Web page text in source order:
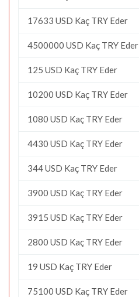
17633 USD Kaç TRY Eder
4500000 USD Kaç TRY Eder
125 USD Kaç TRY Eder
10200 USD Kaç TRY Eder
1080 USD Kaç TRY Eder
4430 USD Kaç TRY Eder
344 USD Kaç TRY Eder
3900 USD Kaç TRY Eder
3915 USD Kaç TRY Eder
2800 USD Kaç TRY Eder
19 USD Kaç TRY Eder
75100 USD Kaç TRY Eder